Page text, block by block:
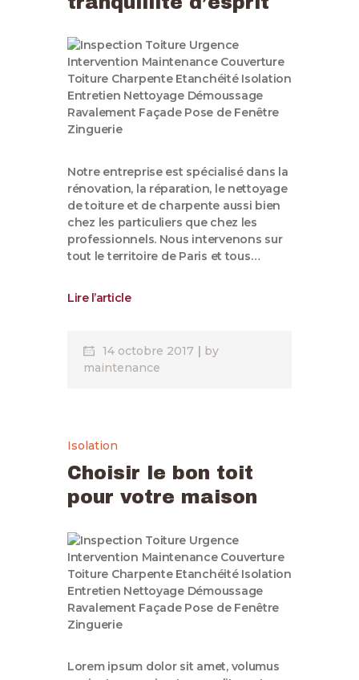
Notre entreprise est spécialisé dans la
rénovation, la réparation, le nettoyage
de toiture et de charpente aussi bien
chez les particuliers que chez les
professionnels. Nous intervenons sur
tout le territoire de Paris et tous…
Lire l’article
14 octobre 2017
by
maintenance
Isolation
Choisir le bon toit
pour votre maison
Lorem ipsum dolor sit amet, volumus